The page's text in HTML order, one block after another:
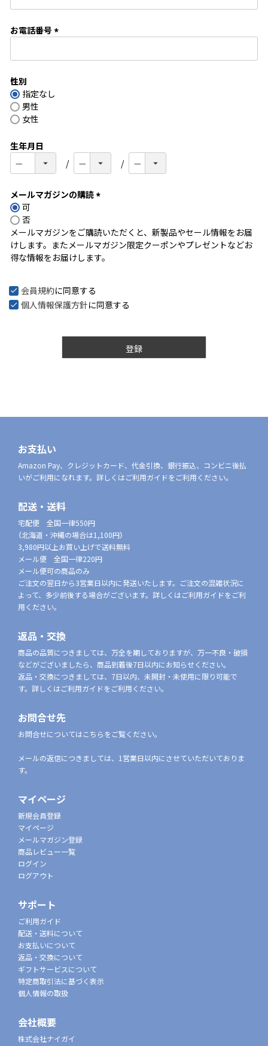
お電話番号
必
性別
指定なし
男性
女性
生年月日
メールマガジンの購読
須
)
可
否
メールマガジンをご購読いただくと、新製品やセール情報をお届
けします。またメールマガジン限定クーポンやプレゼントなどお
得な情報をお届けします。
会員規約に同意する
個人情報保護方針に同意する
登録
お支払い
Amazon Pay、クレジットカード、代金引換、銀行振込、コンビニ後払
いがご利用になれます。詳しくはご利用ガイドをご利用ください。
配送・送料
宅配便 全国一律550円
（北海道・沖縄の場合は1,100円）
3,980円以上お買い上げで送料無料
メール便 全国一律220円
メール便可の商品のみ
ご注文の翌日から3営業日以内に発送いたします。ご注文の混雑状況に
よって、多少前後する場合がございます。詳しくはご利用ガイドをご利
用ください。
返品・交換
商品の品質につきましては、万全を期しておりますが、万一不良・破損
などがございましたら、商品到着後7日以内にお知らせください。
返品・交換につきましては、7日以内、未開封・未使用に限り可能で
す。詳しくはご利用ガイドをご利用ください。
お問合せ先
お問合せについてはこちらをご覧ください。
メールの返信につきましては、1営業日以内にさせていただいておりま
す。
マイページ
新規会員登録
マイページ
メールマガジン登録
商品レビュー一覧
ログイン
ログアウト
サポート
ご利用ガイド
配送・送料について
お支払いについて
返品・交換について
ギフトサービスについて
特定商取引法に基づく表示
個人情報の取扱
会社概要
株式会社ナイガイ